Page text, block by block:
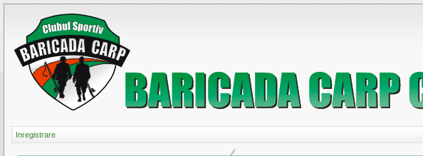
Inregistrare